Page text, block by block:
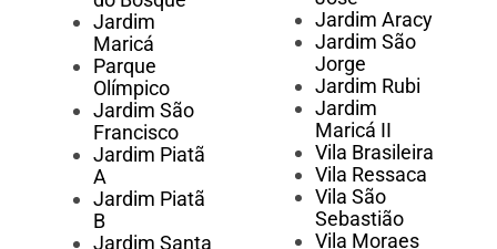
Jardim
Maricá
Parque
Olímpico
Jardim São
Francisco
Jardim Piatã
A
Jardim Piatã
B
Jardim Santa
Jardim Aracy
Jardim São
Jorge
Jardim Rubi
Jardim
Maricá II
Vila Brasileira
Vila Ressaca
Vila São
Sebastião
Vila Moraes